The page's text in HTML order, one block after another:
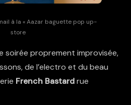
à la « Aazar baguette pop up-
store
soirée proprement improvisée,
de l’electro et du beau
French Bastardrue